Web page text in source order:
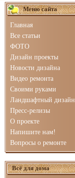
Меню сайта
Главная
Все статьи
ФОТО
Дизайн проекты
Новости дизайна
Видео ремонта
Своими руками
Ландшафтный дизайн
Пресс-релизы
О проекте
Напишите нам!
Вопросы о ремонте
Всё для дома